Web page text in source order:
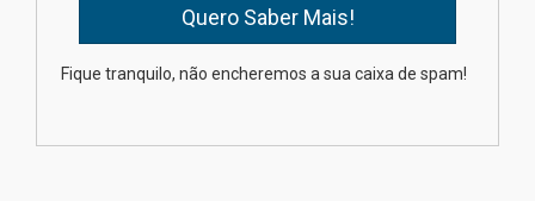
na educação dos filhos além da
Fique tranquilo, não encheremos a sua caixa de spam!